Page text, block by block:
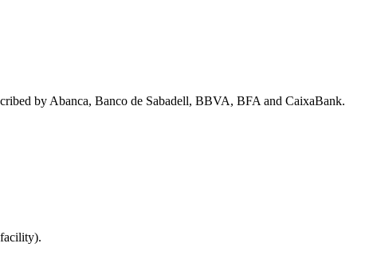
by Abanca, Banco de Sabadell, BBVA, BFA and CaixaBank.